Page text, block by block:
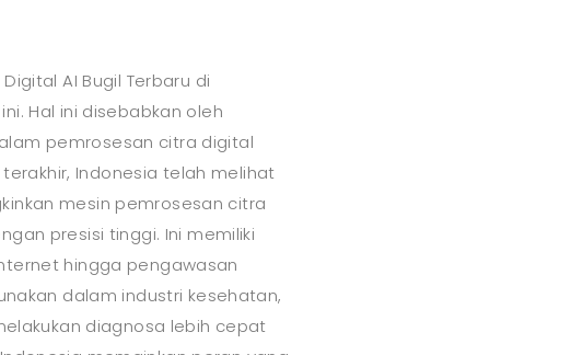
AI Bugil Terbaru di
Hal ini disebabkan oleh
pemrosesan citra digital
Indonesia telah melihat
mesin pemrosesan citra
presisi tinggi. Ini memiliki
hingga pengawasan
dalam industri kesehatan,
diagnosa lebih cepat